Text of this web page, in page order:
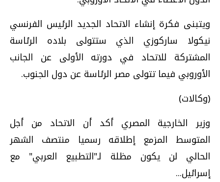
ويتبنى فكرة إنشاء الاتحاد الجديد الرئيس الفرنسي
نيكولا ساركوزي الذي ستتولى بلاده الرئاسة
المشتركة للاتحاد في دورته الأولى عن الجانب
الأوروبي فيما تتولى مصر الرئاسة عن دول الجنوب.
(وكالات)
وزير الخارجية المصري أكد أن الاتحاد من أجل
المتوسط المزمع إطلاقه رسميا منتصف الشهر
الحالي لن يكون مظلة لـ"التطبيع العربي" مع
إسرائيل...